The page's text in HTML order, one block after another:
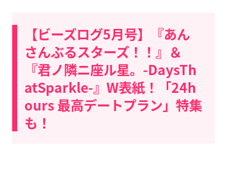
【ビーズログ5月号】『あん
さんぶるスターズ！！』＆
『君ノ隣ニ座ル星。-DaysTh
atSparkle-』W表紙！「24h
ours 最高デートプラン」特集
も！